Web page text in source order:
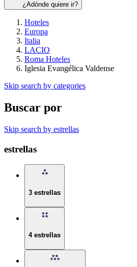
¿Adónde quiere ir?
Hoteles
Europa
Italia
LACIO
Roma Hoteles
Iglesia Evangélica Valdense
Skip search by categories
Buscar por
Skip search by estrellas
estrellas
3 estrellas
4 estrellas